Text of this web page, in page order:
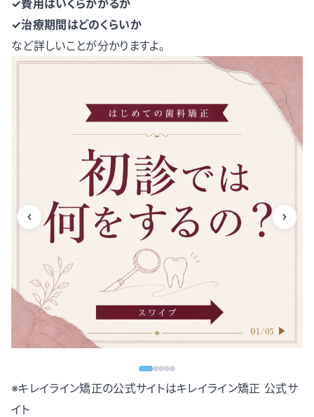
✓費用はいくらかかるか
✓治療期間はどのくらいか
など詳しいことが分かりますよ。
※キレイライン矯正の公式サイトはキレイライン矯正 公式サ
イト